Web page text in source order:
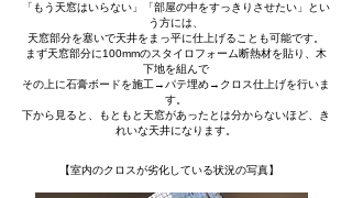
「もう天窓はいらない」「部屋の中をすっきりさせたい」とい
う方には、
天窓部分を塞いで天井をまっ平に仕上げることも可能です。
まず天窓部分に100mmのスタイロフォーム断熱材を貼り、木
下地を組んで
その上に石膏ボードを施工→パテ埋め→クロス仕上げを行いま
す。
下から見ると、もともと天窓があったとは分からないほど、き
れいな天井になります。
【室内のクロスが劣化している状況の写真】